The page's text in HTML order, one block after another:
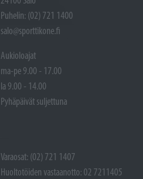
Puhelin: (02) 721 1400
salo@sporttikone.fi
Aukioloajat
ma-pe 9.00 - 17.00
la 9.00 - 14.00
Pyhäpäivät suljettuna
Varaosat: (02) 721 1407
Huoltotöiden vastaanotto: 02 7211405